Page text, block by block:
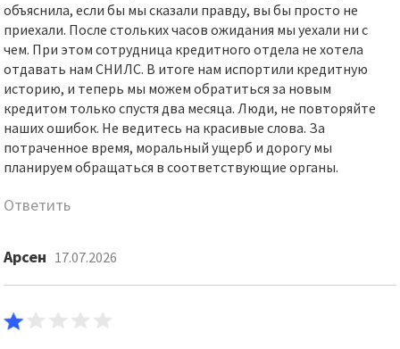
объяснила, если бы мы сказали правду, вы бы просто не
приехали. После стольких часов ожидания мы уехали ни с
чем. При этом сотрудница кредитного отдела не хотела
отдавать нам СНИЛС. В итоге нам испортили кредитную
историю, и теперь мы можем обратиться за новым
кредитом только спустя два месяца. Люди, не повторяйте
наших ошибок. Не ведитесь на красивые слова. За
потраченное время, моральный ущерб и дорогу мы
планируем обращаться в соответствующие органы.
Ответить
Арсен 17.07.2026